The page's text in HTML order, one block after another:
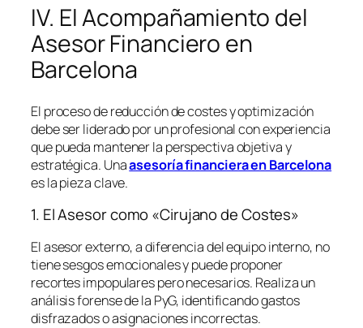
IV. El Acompañamiento del
Asesor Financiero en
Barcelona
El proceso de reducción de costes y optimización
debe ser liderado por un profesional con experiencia
que pueda mantener la perspectiva objetiva y
estratégica. Unaasesoría financiera en Barcelona
es la pieza clave.
1. El Asesor como «Cirujano de Costes»
El asesor externo, a diferencia del equipo interno, no
tiene sesgos emocionales y puede proponer
recortes impopulares pero necesarios. Realiza un
análisis forense de la PyG, identificando gastos
disfrazados o asignaciones incorrectas.